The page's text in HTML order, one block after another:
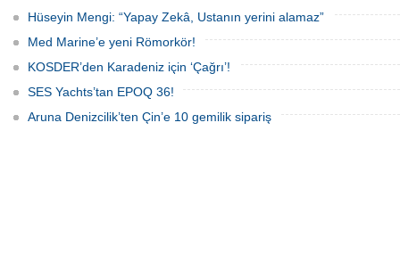
Hüseyin Mengi: “Yapay Zekâ, Ustanın yerini alamaz”
Med Marine’e yeni Römorkör!
KOSDER’den Karadeniz için ‘Çağrı’!
SES Yachts’tan EPOQ 36!
Aruna Denizcilik’ten Çin’e 10 gemilik sipariş